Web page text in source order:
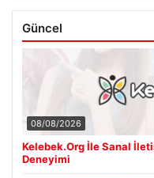
Güncel
08/08/2026
Kelebek.Org İle Sanal
Deneyimi